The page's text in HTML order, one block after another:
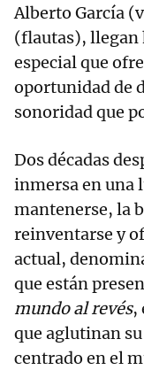
Alberto García
(flautas), llegan
especial que
oportunidad de
sonoridad que
Dos décadas
inmersa en una
mantenerse, la
reinventarse y
actual,
que están
mundo al revés,
que aglutinan
centrado en el